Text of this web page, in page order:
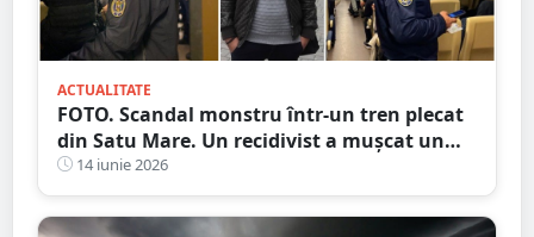
ACTUALITATE
FOTO. Scandal monstru într-un tren plecat
din Satu Mare. Un recidivist a mușcat un
polițist de mână
14 iunie 2026